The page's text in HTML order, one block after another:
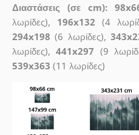
Διαστάσεις (σε cm):
λωρίδες), 196x132 (4
294x198 (6 λωρίδες),
λωρίδες),441x297 (9
539x363 (11 λωρίδες)